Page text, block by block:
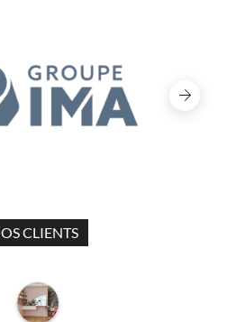
CLIENTS